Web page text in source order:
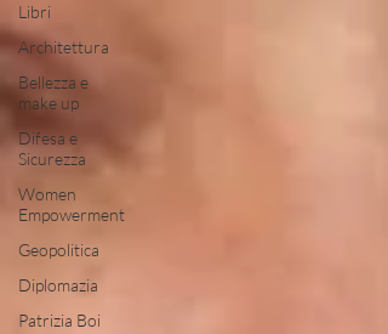
Libri
Architettura
Bellezza e
make up
Difesa e
Sicurezza
Women
Empowerment
Geopolitica
Diplomazia
Patrizia Boi